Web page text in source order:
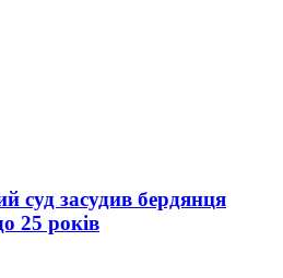
суд засудив бердянця
25 років